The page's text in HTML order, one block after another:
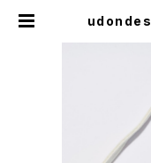
udondes SANUKI サコッシュ | 濱